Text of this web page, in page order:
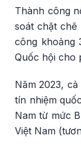
Thành công
soát chặt chẽ
công khoảng
Quốc hội cho
Năm 2023,
tín nhiệm
Nam từ mức
Việt Nam